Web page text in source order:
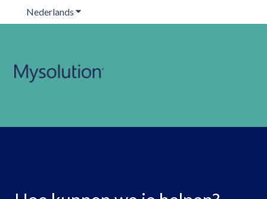
Nederlands Submenu tonen voor vertalingen